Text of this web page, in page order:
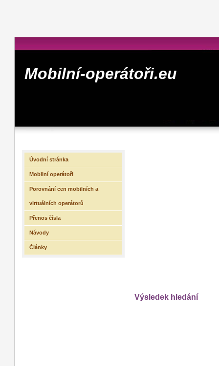
Mobilní-operátoři.eu
Výsledek hledání
Úvodní stránka
Mobilní operátoři
Porovnání cen mobilních a
virtuálních operátorů
Přenos čísla
Návody
Články